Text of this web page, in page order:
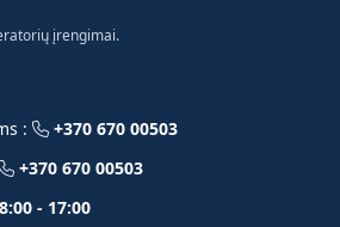
įrengimai.
:
+370 670 00503
+370 670 00503
- 17:00